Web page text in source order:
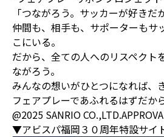
「つながろう。サッカーが好きだ
仲間も、相手も、サポーターもサ
こにいる。
だから、全ての人へのリスペクト
ながろう。
みんなの想いがひとつになれば、
フェアプレーであふれるはずだから
@2025 SANRIO
▼アビスパ福岡３０周年特設サイ